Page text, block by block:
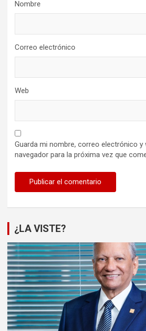
Nombre
Correo electrónico
Web
Guarda mi nombre, correo electrónico y
navegador para la próxima vez que
¿LA VISTE?